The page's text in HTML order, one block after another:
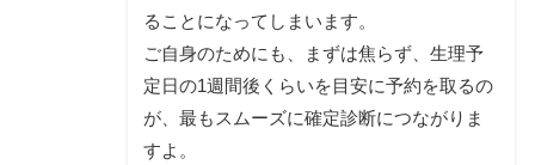
ることになってしまいます。
ご自身のためにも、まずは焦らず、生理予
定日の1週間後くらいを目安に予約を取るの
が、最もスムーズに確定診断につながりま
すよ。